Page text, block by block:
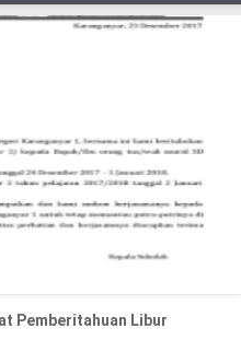
Pemberitahuan Libur